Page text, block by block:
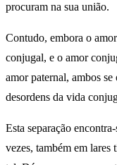
procuram na sua união.
Contudo, embora o
conjugal, e o amor
amor paternal, ambos
desordens da vida
Esta separação
vezes, também em lares